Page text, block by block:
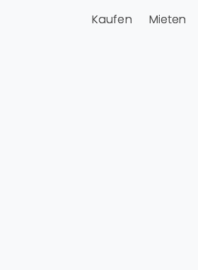
Kaufen Mieten